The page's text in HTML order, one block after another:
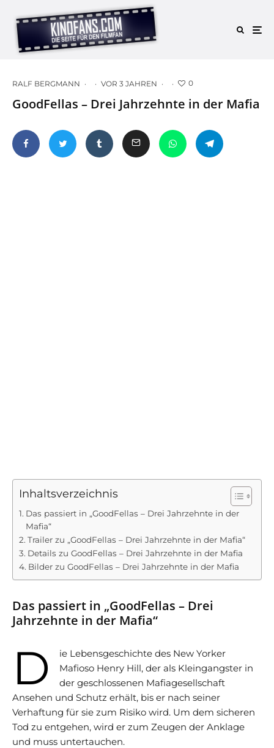
RALF BERGMANN · · VOR 3 JAHREN · · 0
GoodFellas – Drei Jahrzehnte in der Mafia
Inhaltsverzeichnis
Das passiert in „GoodFellas – Drei Jahrzehnte in der
Mafia“
Trailer zu „GoodFellas – Drei Jahrzehnte in der Mafia“
Details zu GoodFellas – Drei Jahrzehnte in der Mafia
Bilder zu GoodFellas – Drei Jahrzehnte in der Mafia
Das passiert in „GoodFellas – Drei
Jahrzehnte in der Mafia“
D
ie Lebensgeschichte des New Yorker
Mafioso Henry Hill, der als Kleingangster in
der geschlossenen Mafiagesellschaft
Ansehen und Schutz erhält, bis er nach seiner
Verhaftung für sie zum Risiko wird. Um dem sicheren
Tod zu entgehen, wird er zum Zeugen der Anklage
und muss untertauchen.